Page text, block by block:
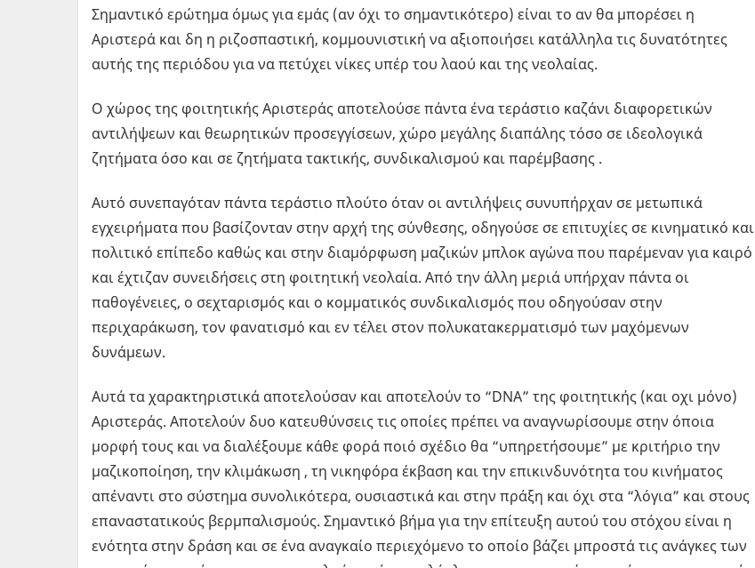
Σημαντικό ερώτημα όμως για εμάς (αν όχι το σημαντικότερο) είναι το αν θα μπορέσει η
Αριστερά και δη η ριζοσπαστική, κομμουνιστική να αξιοποιήσει κατάλληλα τις δυνατότητες
αυτής της περιόδου για να πετύχει νίκες υπέρ του λαού και της νεολαίας.
Ο χώρος της φοιτητικής Αριστεράς αποτελούσε πάντα ένα τεράστιο καζάνι διαφορετικών
αντιλήψεων και θεωρητικών προσεγγίσεων, χώρο μεγάλης διαπάλης τόσο σε ιδεολογικά
ζητήματα όσο και σε ζητήματα τακτικής, συνδικαλισμού και παρέμβασης .
Αυτό συνεπαγόταν πάντα τεράστιο πλούτο όταν οι αντιλήψεις συνυπήρχαν σε μετωπικά
εγχειρήματα που βασίζονταν στην αρχή της σύνθεσης, οδηγούσε σε επιτυχίες σε κινηματικό και
πολιτικό επίπεδο καθώς και στην διαμόρφωση μαζικών μπλοκ αγώνα που παρέμεναν για καιρό
και έχτιζαν συνειδήσεις στη φοιτητική νεολαία. Από την άλλη μεριά υπήρχαν πάντα οι
παθογένειες, ο σεχταρισμός και ο κομματικός συνδικαλισμός που οδηγούσαν στην
περιχαράκωση, τον φανατισμό και εν τέλει στον πολυκατακερματισμό των μαχόμενων
δυνάμεων.
Αυτά τα χαρακτηριστικά αποτελούσαν και αποτελούν το “DNA” της φοιτητικής (και οχι μόνο)
Αριστεράς. Αποτελούν δυο κατευθύνσεις τις οποίες πρέπει να αναγνωρίσουμε στην όποια
μορφή τους και να διαλέξουμε κάθε φορά ποιό σχέδιο θα “υπηρετήσουμε” με κριτήριο την
μαζικοποίηση, την κλιμάκωση , τη νικηφόρα έκβαση και την επικινδυνότητα του κινήματος
απέναντι στο σύστημα συνολικότερα, ουσιαστικά και στην πράξη και όχι στα “λόγια” και στους
επαναστατικούς βερμπαλισμούς. Σημαντικό βήμα για την επίτευξη αυτού του στόχου είναι η
ενότητα στην δράση και σε ένα αναγκαίο περιεχόμενο το οποίο βάζει μπροστά τις ανάγκες των